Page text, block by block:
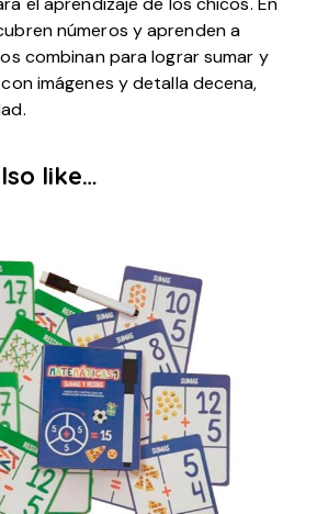
números y aprenden a
combinan para lograr sumar y
imágenes y detalla decena,
like…